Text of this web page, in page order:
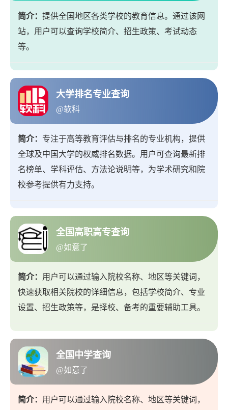
简介： 提供全国地区各类学校的教育信息。通过该网
站，用户可以查询学校简介、招生政策、考试动态
等。
大学排名专业查询
@软科
简介： 专注于高等教育评估与排名的专业机构，提供
全球及中国大学的权威排名数据。用户可查询最新排
名榜单、学科评估、方法论说明等，为学术研究和院
校参考提供有力支持。
全国高职高专查询
@如意了
简介： 用户可以通过输入院校名称、地区等关键词，
快速获取相关院校的详细信息，包括学校简介、专业
设置、招生政策等，是择校、备考的重要辅助工具。
全国中学查询
@如意了
简介： 用户可以通过输入院校名称、地区等关键词，